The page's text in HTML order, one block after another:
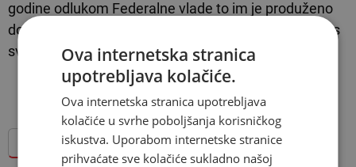
godine odlukom Federalne vlade to im je produženo
do 31. prosinca 2027.godine. Sve dok traje taj proces
svoja potraživanja ne može nitko naplatiti.
TEKST SE NASTAVLJA ISPOD OGLASA
Dodajte Hercegovina.info među omiljene izvore
Ova internetska stranica
upotrebljava kolačiće.
Ova internetska stranica upotrebljava
kolačiće u svrhe poboljšanja korisničkog
iskustva. Uporabom internetske stranice
prihvaćate sve kolačiće sukladno našoj